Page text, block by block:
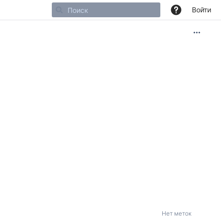
Войти
Нет меток